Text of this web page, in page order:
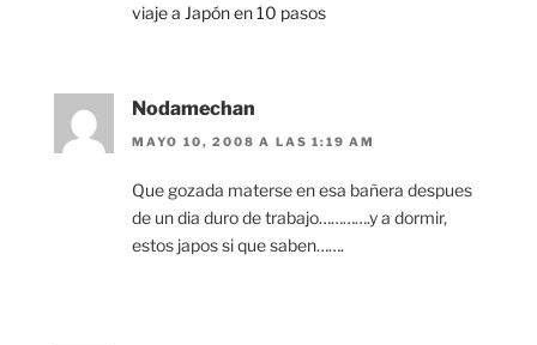
viaje a Japón en 10 pasos
Nodamechan
MAYO 10, 2008 A LAS 1:19 AM
Que gozada materse en esa bañera despues
de un dia duro de trabajo………….y a dormir,
estos japos si que saben…….